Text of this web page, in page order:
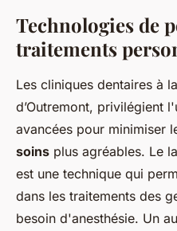
Technologies de
traitements
Les cliniques dentaires à
d’Outremont, privilégient
avancées pour minimiser
soins plus agréables. Le
est une technique qui
dans les traitements des
besoin d'anesthésie. Un